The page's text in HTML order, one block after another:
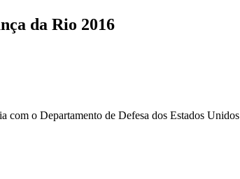
da Rio 2016
com o Departamento de Defesa dos Estados Unidos